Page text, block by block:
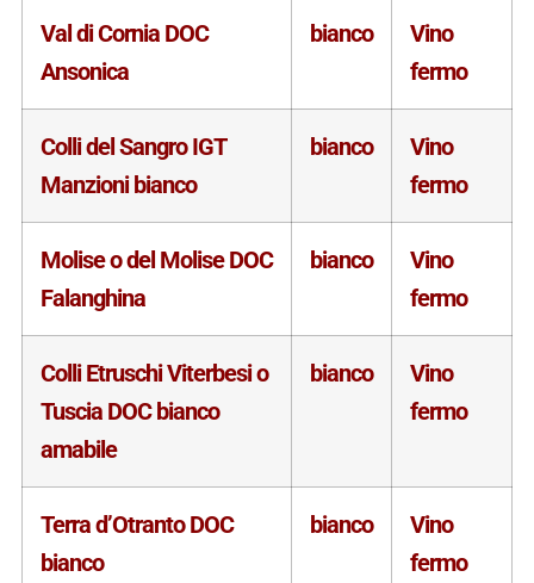
Val di Cornia DOC
Ansonica
bianco
Vino
fermo
Colli del Sangro IGT
Manzioni bianco
bianco
Vino
fermo
Molise o del Molise DOC
Falanghina
bianco
Vino
fermo
Colli Etruschi Viterbesi o
Tuscia DOC bianco
amabile
bianco
Vino
fermo
Terra d’Otranto DOC
bianco
bianco
Vino
fermo